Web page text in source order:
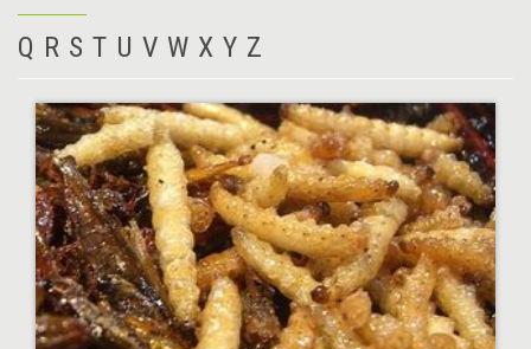
Q R S T U V W X Y Z